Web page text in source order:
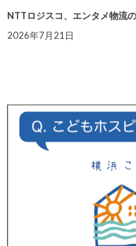
NTTロジスコ、エンタメ物流
2026年7月21日